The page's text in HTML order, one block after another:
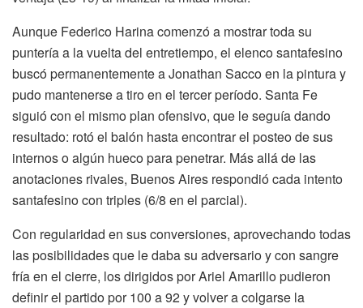
Aunque Federico Harina comenzó a mostrar toda su
puntería a la vuelta del entretiempo, el elenco santafesino
buscó permanentemente a Jonathan Sacco en la pintura y
pudo mantenerse a tiro en el tercer período. Santa Fe
siguió con el mismo plan ofensivo, que le seguía dando
resultado: rotó el balón hasta encontrar el posteo de sus
internos o algún hueco para penetrar. Más allá de las
anotaciones rivales, Buenos Aires respondió cada intento
santafesino con triples (6/8 en el parcial).
Con regularidad en sus conversiones, aprovechando todas
las posibilidades que le daba su adversario y con sangre
fría en el cierre, los dirigidos por Ariel Amarillo pudieron
definir el partido por 100 a 92 y volver a colgarse la